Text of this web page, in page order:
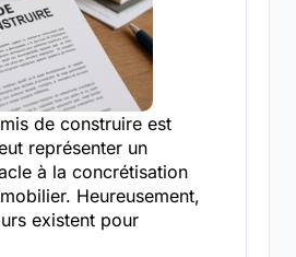
de construire est
représenter un
à la concrétisation
Heureusement,
existent pour